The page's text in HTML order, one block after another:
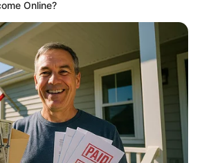
หวยลาว วันจันทร์ 12 กันยายน 2565
12 ก.ย. 2022
ดวงรายวัน 12 กันยายน 2565
12 ก.ย. 2022
Online?